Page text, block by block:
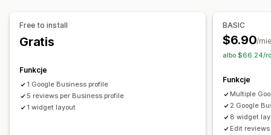
Free to install
Gratis
Funkcje
1 Google Business profile
5 reviews per Business profile
1 widget layout
BASIC
$6.90/
albo $66.24/
Funkcje
Multiple
2 Google
8 widget
Edit reviews